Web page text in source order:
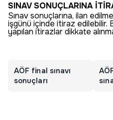
SINAV SONUÇLARINA
Sınav sonuçlarına, ilan
işgünü içinde itiraz
yapılan itirazlar dikkate
AÖF final sınavı
sonuçları